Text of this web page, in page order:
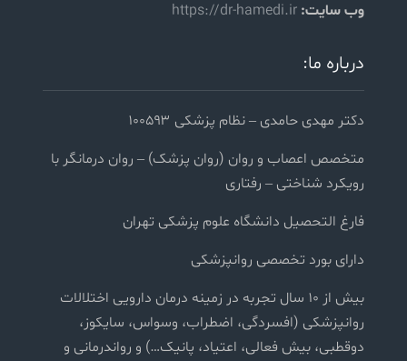
وب سایت: https://dr-hamedi.ir
درباره ما:
دکتر مهدی حامدی – نظام پزشکی ۱۰۰۵۹۳
متخصص اعصاب و روان (روان پزشک) – روان درمانگر با
رویکرد شناختی – رفتاری
فارغ التحصیل دانشگاه علوم پزشکی تهران
دارای بورد تخصصی روانپزشکی
بیش از ۱۰ سال تجربه در زمینه درمان دارویی اختلالات
روانپزشکی (افسردگی، اضطراب، وسواس، سایکوز،
دوقطبی، بیش فعالی، اعتیاد، پانیک…) و رواندرمانی و